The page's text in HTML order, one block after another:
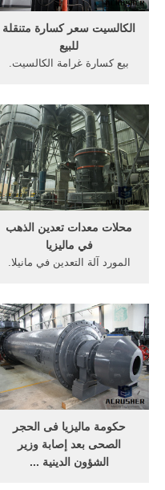
الكالسيت سعر كسارة متنقلة
للبيع
بيع كسارة غرامة الكالسيت.
للبيع ‫كسارة الصخور لتكون
مسحوق‬‎كسارة الحجر كسارة
الحجر كسارة الحجر كسارة
الحجر كسارة الحجر كسارة
الحجر4 26. 5/23/2016 ·
الكالسيت مسحوق آلة ...
محلات معدات تعدين الذهب
في ماليزيا
المورد آلة التعدين في مانيلا.
التعدين المورد. المورد من حجر
الكالسيت . الاتصال المورد.
الصين ماكينات تعدين المورد
pe500x750 كسارة الفك مع
اوربا.
حكومة ماليزيا فى الحجر
الصحى بعد إصابة وزير
الشؤون الدينية ...